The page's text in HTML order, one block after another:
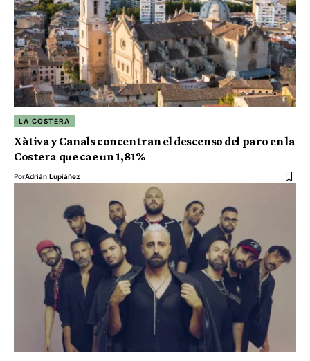
LA COSTERA
Xàtiva y Canals concentran el descenso del paro en la
Costera que cae un 1,81%
PorAdrián Lupiáñez